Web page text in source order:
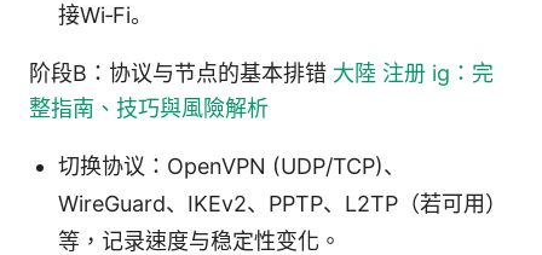
接Wi‑Fi。
阶段B：协议与节点的基本排错 大陸 注册 ig：完
整指南、技巧與風險解析
切换协议：OpenVPN (UDP/TCP)、
WireGuard、IKEv2、PPTP、L2TP（若可用）
等，记录速度与稳定性变化。